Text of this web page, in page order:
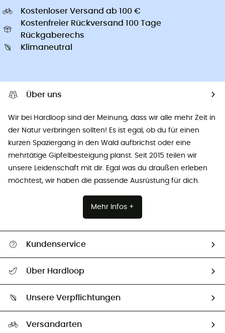
Kostenloser Versand ab 100 €
Kostenfreier Rückversand 100 Tage
Rückgaberechs
Klimaneutral
Über uns
Wir bei Hardloop sind der Meinung, dass wir alle mehr Zeit in
der Natur verbringen sollten! Es ist egal, ob du für einen
kurzen Spaziergang in den Wald aufbrichst oder eine
mehrtätige Gipfelbesteigung planst. Seit 2015 teilen wir
unsere Leidenschaft mit dir. Egal was du draußen erleben
möchtest, wir haben die passende Ausrüstung für dich.
Mehr Infos +
Kundenservice
Größentabelle
Vertrag widerrufen
Über Hardloop
Unsere Botschafter
Unsere Verpflichtungen
Versandarten